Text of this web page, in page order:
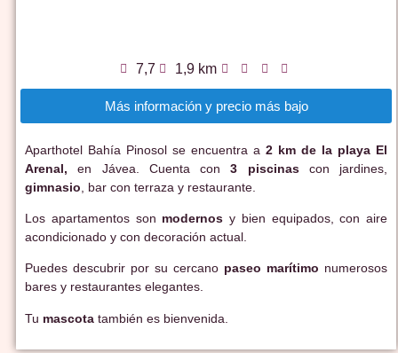
7,7 1,9 km
Más información y precio más bajo
Aparthotel Bahía Pinosol se encuentra a 2 km de la playa El
Arenal, en Jávea. Cuenta con3 piscinascon jardines,
gimnasio , bar con terraza y restaurante.
Los apartamentos son modernos y bien equipados, con aire
acondicionado y con decoración actual.
Puedes descubrir por su cercano paseo marítimo numerosos
bares y restaurantes elegantes.
Tu mascota también es bienvenida.